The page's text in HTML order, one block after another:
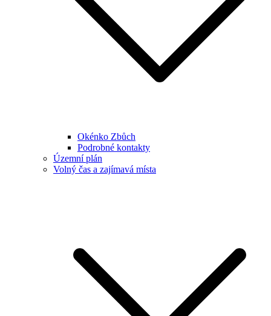
Okénko Zbůch
Podrobné kontakty
Územní plán
Volný čas a zajímavá místa